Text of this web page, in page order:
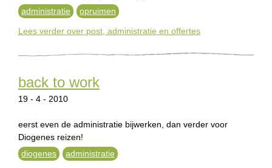
administratie
opruimen
Lees verder over post, administratie en offertes
back to work
19 - 4 - 2010
eerst even de administratie bijwerken, dan verder voor
Diogenes reizen!
diogenes
administratie